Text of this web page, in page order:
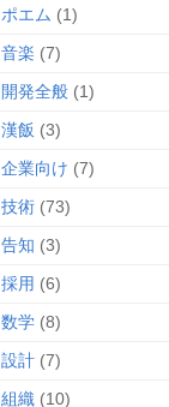
ポエム (1)
音楽 (7)
開発全般 (1)
漢飯 (3)
企業向け (7)
技術 (73)
告知 (3)
採用 (6)
数学 (8)
設計 (7)
組織 (10)